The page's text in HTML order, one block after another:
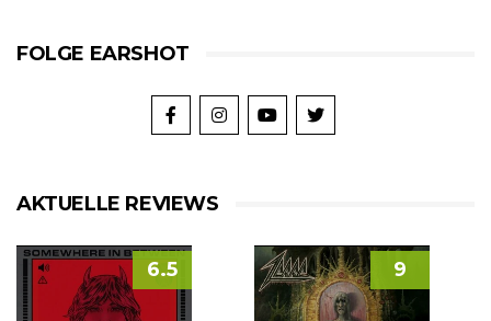
FOLGE EARSHOT
AKTUELLE REVIEWS
6.5 9